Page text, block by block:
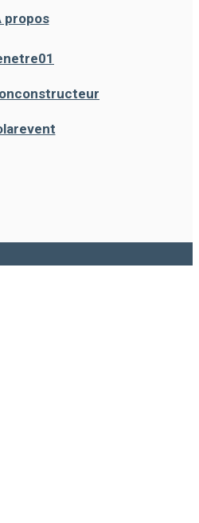
propos